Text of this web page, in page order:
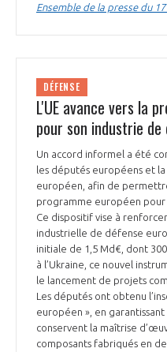
PRENDRE CONTACT AVEC LE
LES ENJEUX
COMPÉTITIVITÉ
EMPLOI & FORMATION
ENVIRONNEMENT
INNOVATION
INTERNATIONALISATION
LES PUBLICATIONS
DOCUMENTS & BROCHURES
RAPPORTS D'ACTIVITÉS
Ensemble de la presse du
DÉFENSE
L'UE avance vers la
pour son industrie de
Un accord informel a été
les députés européens et
européen, afin de
programme européen pour
Ce dispositif vise à
industrielle de défense
initiale de 1,5 Md€, dont
à l’Ukraine, ce nouvel
le lancement de projets
Les députés ont obtenu
européen », en
conservent la maîtrise
composants fabriqués en